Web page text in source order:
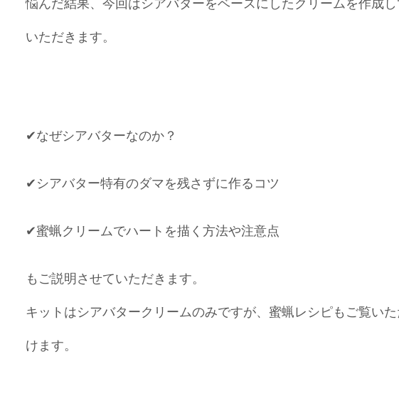
悩んだ結果、今回はシアバターをベースにしたクリームを作成し
いただきます。
✔︎なぜシアバターなのか？
✔︎シアバター特有のダマを残さずに作るコツ
✔︎蜜蝋クリームでハートを描く方法や注意点
もご説明させていただきます。
キットはシアバタークリームのみですが、蜜蝋レシピもご覧い
けます。